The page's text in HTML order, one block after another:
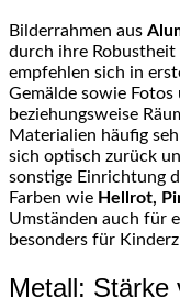
Bilderrahmen aus
durch ihre Robustheit
empfehlen sich in
Gemälde sowie
beziehungsweise
Materialien häufig
sich optisch zurück
sonstige Einrichtung
Farben wie Hellrot,
Umständen auch für
besonders für
Metall: Stärke